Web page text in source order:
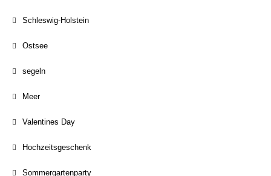
Schleswig-Holstein
Ostsee
segeln
Meer
Valentines Day
Hochzeitsgeschenk
Sommergartenparty